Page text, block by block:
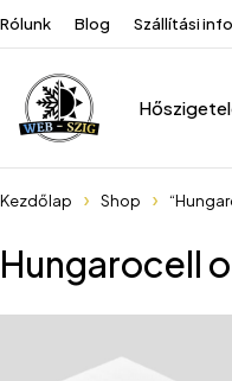
Rólunk Blog Szállítási
Kezdőlap Shop
Hungarocell